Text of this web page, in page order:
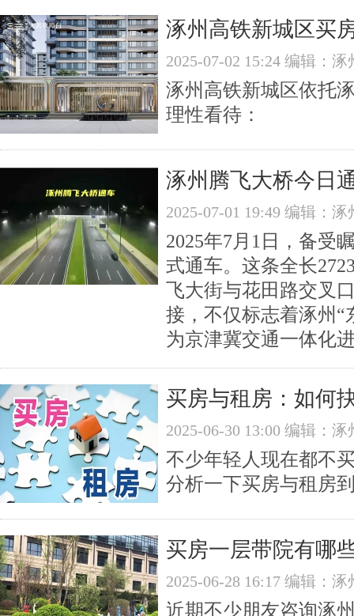
涿州高铁新城区买
2025-07-02 15:24 编辑：
涿州高铁新城区依托
理性看待：
涿州腾飞大桥今日
2025-07-01 19:49 编辑：
2025年7月1日，备受
式通车。这条全长
飞大街与花田路交叉
接，不仅标志着涿州“
为京津冀交通一体化
买房与租房：如何
2025-06-30 13:00 编辑：
不少年轻人现在都不
分析一下买房与租房
买房一层带院有哪
2025-06-28 16:17 编辑：
近期不少朋友咨询涿